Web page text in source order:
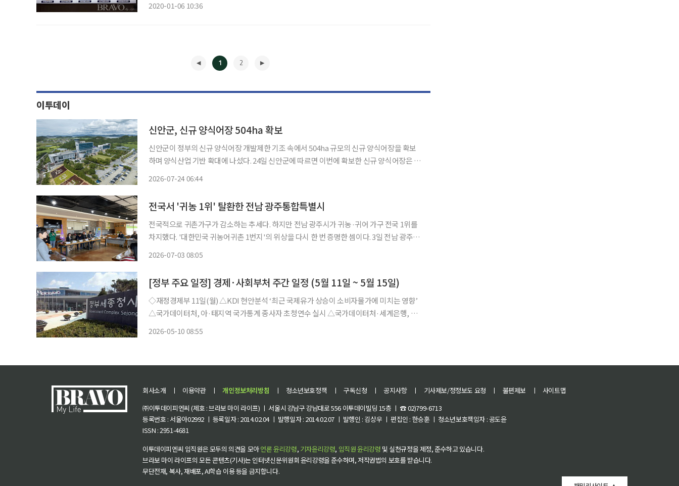
2020-01-06 10:36
1 2
이투데이
신안군, 신규 양식어장 504ha 확보
신안군이 정부의 신규 양식어장 개발제한 기조 속에서 504ha 규모의 신규 양식어장을 확보
하며 양식산업 기반 확대에 나섰다. 24일 신안군에 따르면 이번에 확보한 신규 양식어장은 해
2026-07-24 06:44
전국서 '귀농 1위' 탈환한 전남 광주통합특별시
전국적으로 귀촌가구가 감소하는 추세다. 하지만 전남 광주시가 귀농·귀어 가구 전국 1위를
차지했다. '대한민국 귀농어귀촌 1번지'의 위상을 다시 한 번 증명한 셈이다. 3일 전남 광주시
2026-07-03 08:05
[정부 주요 일정] 경제·사회부처 주간 일정 (5월 11일 ~ 5월 15일)
◇재정경제부 11일(월) △KDI 현안분석 ‘최근 국제유가 상승이 소비자물가에 미치는 영향’
△국가데이터처, 아·태지역 국가통계 종사자 초청연수 실시 △국가데이터처·세계은행, 아
2026-05-10 08:55
회사소개 ㅣ 이용약관 ㅣ 개인정보처리방침 ㅣ 청소년보호정책 ㅣ 구독신청 ㅣ 공지사항 ㅣ 기사제보/정정보도 요청 ㅣ 불편제보 ㅣ
사이트맵
㈜이투데이피엔씨 (제호 : 브라보 마이 라이프) ㅣ 서울시 강남구 강남대로 556 이투데이빌딩 15층 ㅣ ☎ 02)799-6713
등록번호 : 서울아02992 ㅣ 등록일자 : 2014.02.04 ㅣ 발행일자 : 2014.02.07 ㅣ 발행인 : 김상우 ㅣ 편집인 : 한승훈 ㅣ 청소년보호책임자 : 공도윤
ISSN : 2951-4681
이투데이피엔씨 임직원은 모두의 의견을 모아언론 윤리강령, 기자윤리강령, 임직원 윤리강령 및 실천규정을 제정, 준수하고 있습니다.
브라보 마이 라이프의 모든 콘텐츠(기사)는 인터넷신문위원회 윤리강령을 준수하며, 저작권법의 보호를 받습니다.
무단전재, 복사, 재배포, AI학습 이용 등을 금지합니다.